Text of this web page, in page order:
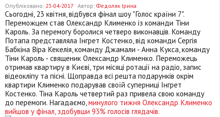
Опубліковано: 23-04-2017 Автор: Федоляк Ірина
Сьогодні, 23 квітня, відбувся фінал шоу "Голос країни 7".
Переможцем став Олександр Клименко із команди Тіни
Кароль. За перемогу боролися четверо виконавців. Команду
Потапа представляла Інгрет Костенко, від команди Сергія
Бабкіна Віра Кекелія, команду Джамали - Анна Кукса, команду
Тіни Кароль - священик Олександр Клименко. Переможець
отримав квартиру в Києві, три місяці ротації на радіо, запис
відеокліпу та пісні. Щоправда всі решта подарунків окрім
квартири Клименко подарував своїй суперниці Інгрет
Костенко. Тіна Кароль четвертий раз привела свою команду
до перемоги. Нагадаємо,минулого тижня Олександр Клименко
вийшов у фінал, здобувши 93% голосів глядачів.